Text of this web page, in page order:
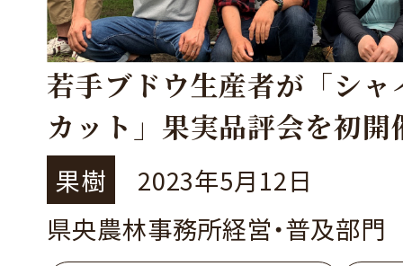
若手ブドウ生産者が「シャ
カット」果実品評会を初開
果樹
2023年5月12日
県央農林事務所経営・普及部門